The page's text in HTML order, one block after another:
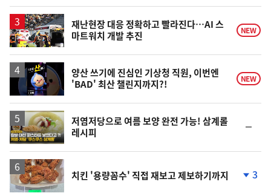
일
재난현장 대응 정확하고 빨라진다…AI 스
마트워치 개발 추진
NEW
영
양산 쓰기에 진심인 기상청 직원, 이번엔
'BAD' 최산 챌린지까지?!
NEW
영
상
저염저당으로 여름 보양 완전 가능! 삼계롤
레시피
일
치킨 '용량꼼수' 직접 재보고 제보하기까지 3